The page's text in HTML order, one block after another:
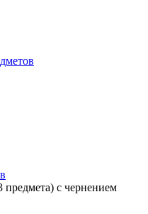
с чернением